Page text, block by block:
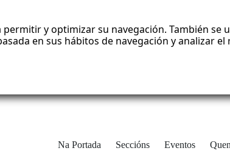
permitir y optimizar su navegación. También
en sus hábitos de navegación y analizar
Na Portada Seccións Eventos